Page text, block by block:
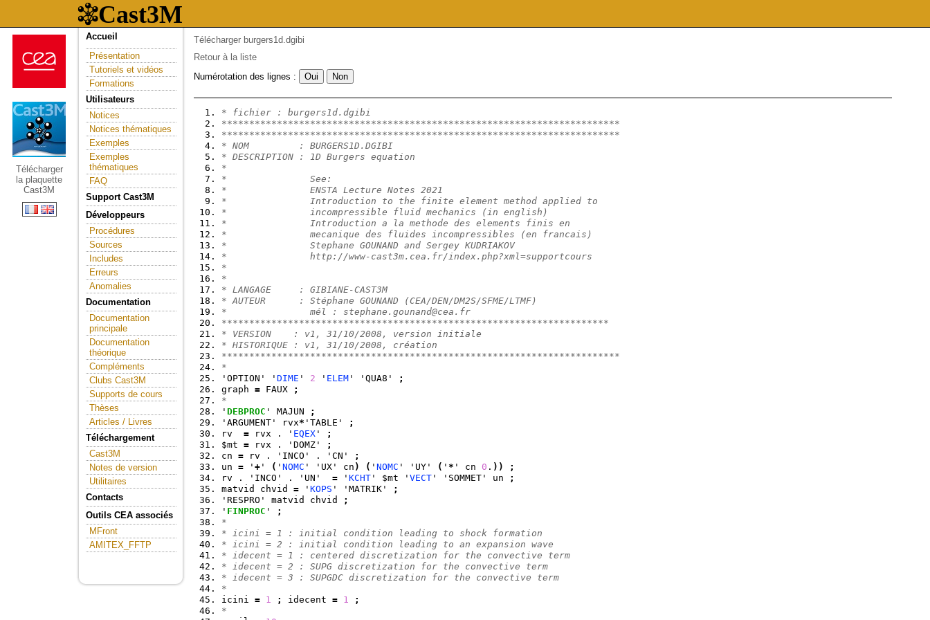
Télécharger
la plaquette
Cast3M
Accueil
Présentation
Tutoriels et vidéos
Formations
Utilisateurs
Notices
Notices thématiques
Exemples
Exemples
thématiques
FAQ
Support Cast3M
Développeurs
Procédures
Sources
Includes
Erreurs
Anomalies
Documentation
Documentation
principale
Documentation
théorique
Compléments
Clubs Cast3M
Supports de cours
Thèses
Articles / Livres
Téléchargement
Cast3M
Notes de version
Utilitaires
Contacts
Outils CEA associés
MFront
AMITEX_FFTP
Télécharger burgers1d.dgibi
Retour à la liste
Numérotation des lignes :
* fichier : burgers1d.dgibi
************************************************************************
************************************************************************
* NOM         : BURGERS1D.DGIBI
* DESCRIPTION : 1D Burgers equation
*
*               See:
*               ENSTA Lecture Notes 2021
*               Introduction to the finite element method applied to
*               incompressible fluid mechanics (in english)
*               Introduction a la methode des elements finis en
*               mecanique des fluides incompressibles (en francais)
*               Stephane GOUNAND and Sergey KUDRIAKOV
*               http://www-cast3m.cea.fr/index.php?xml=supportcours
*
*
* LANGAGE     : GIBIANE-CAST3M
* AUTEUR      : Stéphane GOUNAND (CEA/DEN/DM2S/SFME/LTMF)
*               mél : stephane.gounand@cea.fr
**********************************************************************
* VERSION    : v1, 31/10/2008, version initiale
* HISTORIQUE : v1, 31/10/2008, création
************************************************************************
*
'OPTION' ' DIME ' 2 ' ELEM ' 'QUA8'
;
graph = FAUX
;
*
' DEBPROC ' MAJUN
;
'ARGUMENT' rvx* 'TABLE'
;
rv = rvx . ' EQEX '
;
$mt = rvx . 'DOMZ'
;
cn = rv . 'INCO' . 'CN'
;
un = ' + ' ( ' NOMC ' 'UX' cn ) ( ' NOMC ' 'UY' ( ' * ' cn 0 . ) )
;
rv . 'INCO' . 'UN' = ' KCHT ' $mt ' VECT ' 'SOMMET' un
;
matvid chvid = ' KOPS ' 'MATRIK'
;
'RESPRO' matvid chvid
;
' FINPROC '
;
*
* icini = 1 : initial condition leading to shock formation
* icini = 2 : initial condition leading to an expansion wave
* idecent = 1 : centered discretization for the convective term
* idecent = 2 : SUPG discretization for the convective term
* idecent = 3 : SUPGDC discretization for the convective term
*
icini = 1 ; idecent = 1
;
*